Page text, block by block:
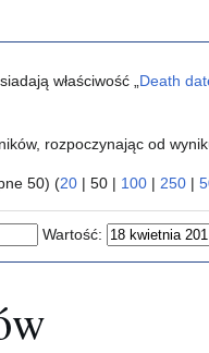
właściwość „ Death
rozpoczynając od
50) (20 | 50 | 100 | 250 |
Wartość: